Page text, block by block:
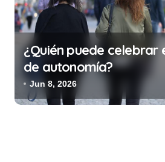
¿Quién puede celebrar
de autonomía?
Jun 8, 2026